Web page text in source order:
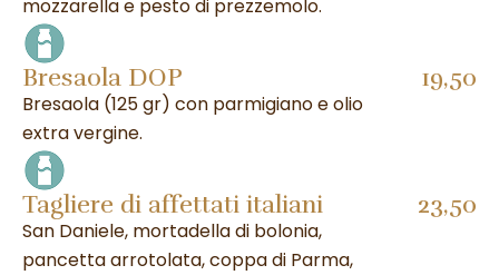
mozzarella e pesto di prezzemolo.
Bresaola DOP
Bresaola (125 gr) con parmigiano e olio
extra vergine.
19,50
Tagliere di affettati italiani
San Daniele, mortadella di bolonia,
pancetta arrotolata, coppa di Parma,
23,50